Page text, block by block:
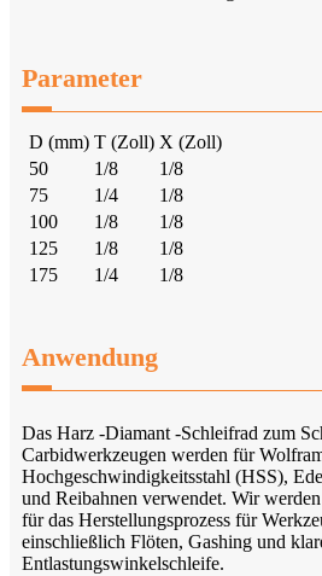
Parameter
D (mm) T (Zoll) X (Zoll)
50
1/8
1/8
75
1/4
1/8
100
1/8
1/8
125
1/8
1/8
175
1/4 1/8
Anwendung
Das Harz -Diamant -Schleifrad zum
Carbidwerkzeugen werden für
Hochgeschwindigkeitsstahl (HSS),
und Reibahnen verwendet. Wir
für das Herstellungsprozess für
einschließlich Flöten, Gashing und
Entlastungswinkelschleife.